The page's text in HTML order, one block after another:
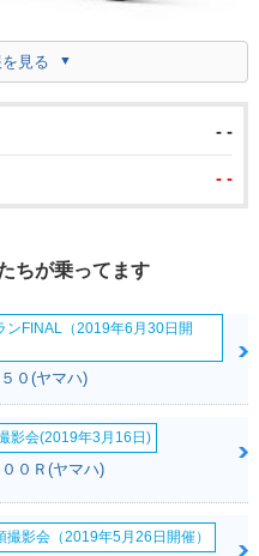
見る
- -
- -
ちが乗ってます
ンFINAL（2019年6月30日開
０(ヤマハ)
影会(2019年3月16日)
０Ｒ(ヤマハ)
影会（2019年5月26日開催）